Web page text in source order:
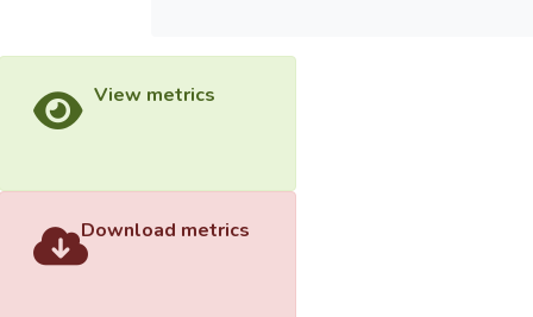
View metrics
Download metrics